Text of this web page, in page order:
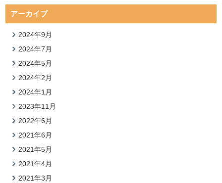
アーカイブ
2024年9月
2024年7月
2024年5月
2024年2月
2024年1月
2023年11月
2022年6月
2021年6月
2021年5月
2021年4月
2021年3月